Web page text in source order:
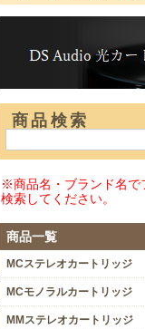
商品検索
※商品名・ブランド名で
検索してください。
商品一覧
MCステレオカートリッジ
MCモノラルカートリッジ
MMステレオカートリッジ